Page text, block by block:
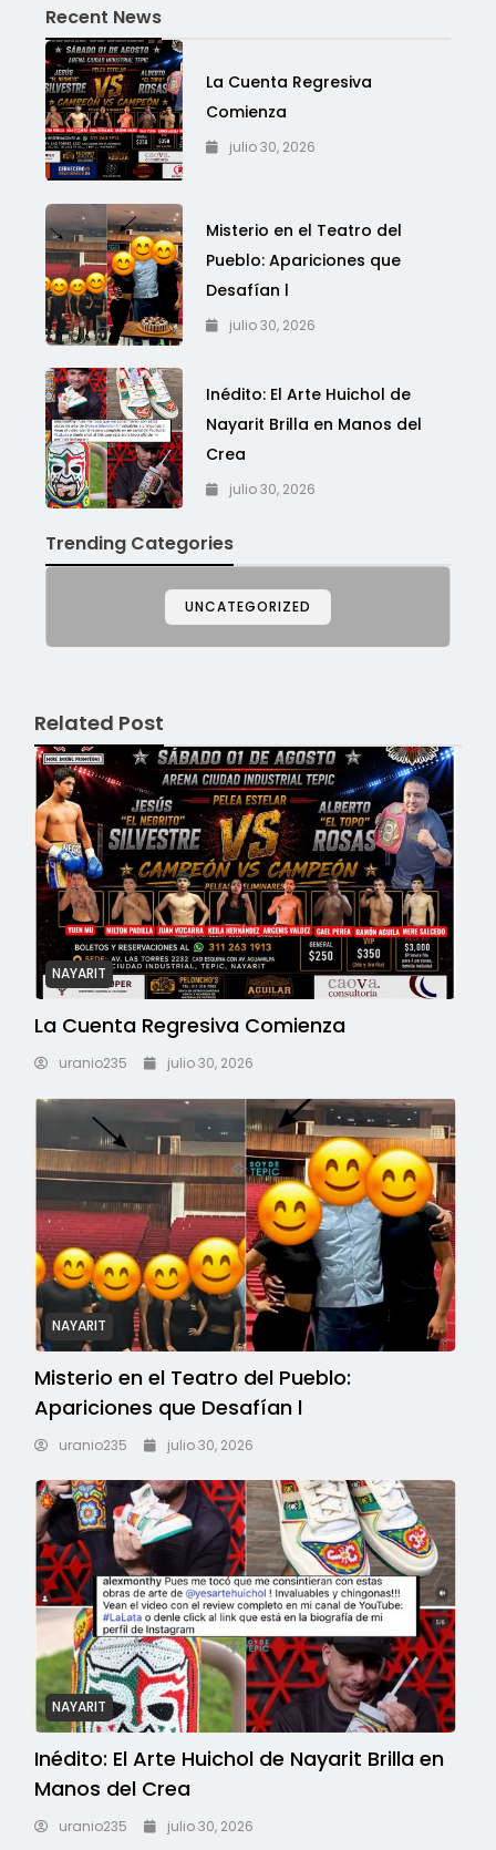
Recent News
La Cuenta Regresiva
Comienza
julio 30, 2026
Misterio en el Teatro del
Pueblo: Apariciones que
Desafían l
julio 30, 2026
Inédito: El Arte Huichol de
Nayarit Brilla en Manos del
Crea
julio 30, 2026
Trending Categories
UNCATEGORIZED
Related Post
NAYARIT
La Cuenta Regresiva Comienza
uranio235 julio 30, 2026
NAYARIT
Misterio en el Teatro del Pueblo:
Apariciones que Desafían l
uranio235 julio 30, 2026
NAYARIT
Inédito: El Arte Huichol de Nayarit Brilla en
Manos del Crea
uranio235 julio 30, 2026